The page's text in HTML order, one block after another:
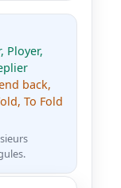
Ployer,
back,
To Fold